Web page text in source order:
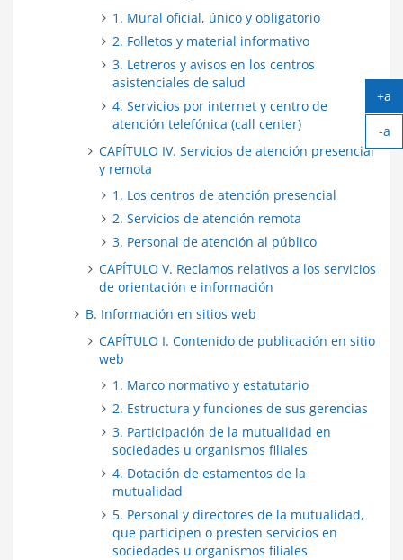
1. Mural oficial, único y obligatorio
2. Folletos y material informativo
3. Letreros y avisos en los centros
asistenciales de salud
4. Servicios por internet y centro de
atención telefónica (call center)
CAPÍTULO IV. Servicios de atención presencial
y remota
1. Los centros de atención presencial
2. Servicios de atención remota
3. Personal de atención al público
CAPÍTULO V. Reclamos relativos a los servicios
de orientación e información
B. Información en sitios web
CAPÍTULO I. Contenido de publicación en sitio
web
1. Marco normativo y estatutario
2. Estructura y funciones de sus gerencias
3. Participación de la mutualidad en
sociedades u organismos filiales
4. Dotación de estamentos de la
mutualidad
5. Personal y directores de la mutualidad,
que participen o presten servicios en
sociedades u organismos filiales
+a
-a